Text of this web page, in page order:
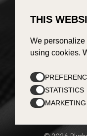
T: 040 –
E:
THIS
We personalize
using cookies.
STATISTICS
MARKETING